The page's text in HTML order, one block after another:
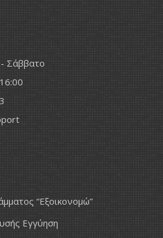
Σάββατο
“Εξοικονομώ”
Εγγύηση